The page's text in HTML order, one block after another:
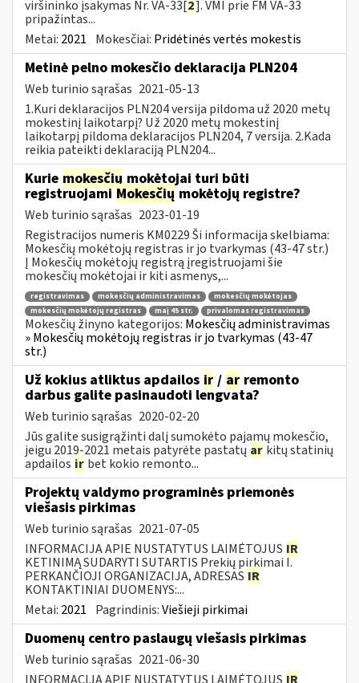
viršininko įsakymas Nr. VA-33[2]. VMI prie FM VA-33
pripažintas...
Metai: 2021 Mokesčiai: Pridėtinės vertės mokestis
Metinė pelno mokesčio deklaracija PLN204
Web turinio sąrašas 2021-05-13
1.Kuri deklaracijos PLN204 versija pildoma už 2020 metų
mokestinį laikotarpį? Už 2020 metų mokestinį
laikotarpį pildoma deklaracijos PLN204, 7 versija. 2.Kada
reikia pateikti deklaraciją PLN204...
Kurie mokesčių mokėtojai turi būti
registruojamiMokesčių mokėtojų registre?
Web turinio sąrašas 2023-01-19
Registracijos numeris KM0229 Ši informacija skelbiama:
Mokesčių mokėtojų registras ir jo tvarkymas (43-47 str.)
Į Mokesčių mokėtojų registrą įregistruojami šie
mokesčių mokėtojai ir kiti asmenys,...
registravimas mokesčių administravimas
mokesčių mokėtojas
mokesčių mokėtojų registras
maį 45 str. privalomas registravimas
Mokesčių žinyno kategorijos: Mokesčių administravimas
» Mokesčių mokėtojų registras ir jo tvarkymas (43-47
str.)
Už kokius atliktus apdailos ir / ar remonto
darbus galite pasinaudoti lengvata?
Web turinio sąrašas 2020-02-20
Jūs galite susigrąžinti dalį sumokėto pajamų mokesčio,
jeigu 2019-2021 metais patyrėte pastatų ar kitų statinių
apdailos ir bet kokio remonto...
Projektų valdymo programinės priemonės
viešasis pirkimas
Web turinio sąrašas 2021-07-05
INFORMACIJA APIE NUSTATYTUS LAIMĖTOJUS IR
KETINIMĄ SUDARYTI SUTARTIS Prekių pirkimai I.
PERKANČIOJI ORGANIZACIJA, ADRESAS IR
KONTAKTINIAI DUOMENYS:...
Metai: 2021 Pagrindinis:Viešieji pirkimai
Duomenų centro paslaugų viešasis pirkimas
Web turinio sąrašas 2021-06-30
INFORMACIJA APIE NUSTATYTUS LAIMĖTOJUS IR